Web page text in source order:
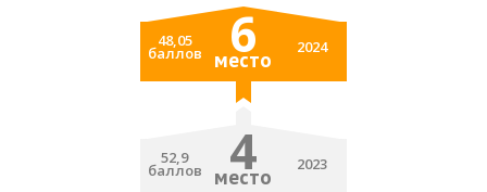
48,05
баллов 6
место 2024
52,9
баллов 4
место 2023